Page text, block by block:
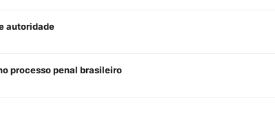
autoridade
processo penal brasileiro